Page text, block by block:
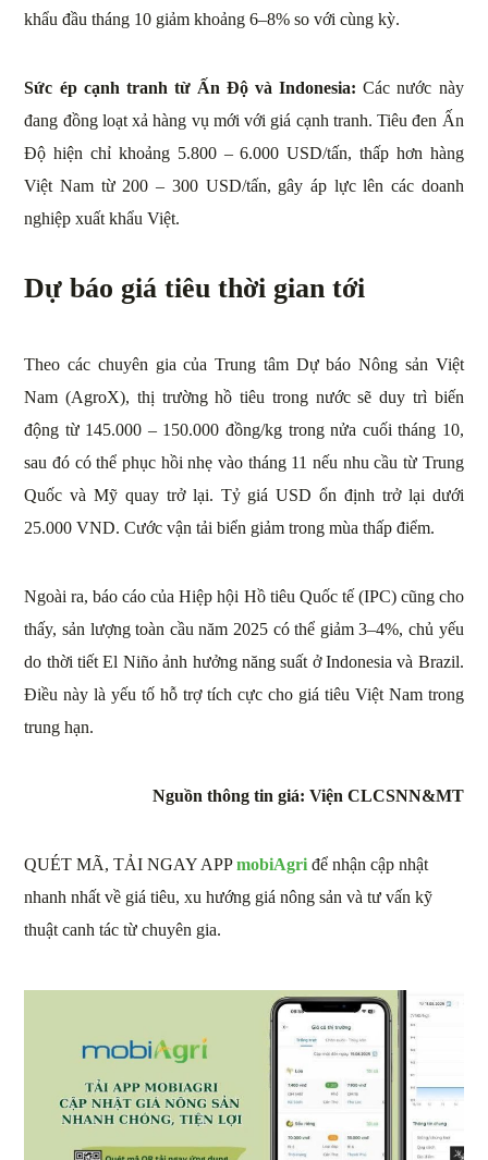
khẩu đầu tháng 10 giảm khoảng 6–8% so với cùng kỳ.
Sức ép cạnh tranh từ Ấn Độ và Indonesia:Các nước này
đang đồng loạt xả hàng vụ mới với giá cạnh tranh. Tiêu đen Ấn
Độ hiện chỉ khoảng 5.800 – 6.000 USD/tấn, thấp hơn hàng
Việt Nam từ 200 – 300 USD/tấn, gây áp lực lên các doanh
nghiệp xuất khẩu Việt.
Dự báo giá tiêu thời gian tới
Theo các chuyên gia của Trung tâm Dự báo Nông sản Việt
Nam (AgroX), thị trường hồ tiêu trong nước sẽ duy trì biến
động từ 145.000 – 150.000 đồng/kg trong nửa cuối tháng 10,
sau đó có thể phục hồi nhẹ vào tháng 11 nếu nhu cầu từ Trung
Quốc và Mỹ quay trở lại. Tỷ giá USD ổn định trở lại dưới
25.000 VND. Cước vận tải biển giảm trong mùa thấp điểm.
Ngoài ra, báo cáo của Hiệp hội Hồ tiêu Quốc tế (IPC) cũng cho
thấy, sản lượng toàn cầu năm 2025 có thể giảm 3–4%, chủ yếu
do thời tiết El Niño ảnh hưởng năng suất ở Indonesia và Brazil.
Điều này là yếu tố hỗ trợ tích cực cho giá tiêu Việt Nam trong
trung hạn.
Nguồn thông tin giá: Viện CLCSNN&MT
QUÉT MÃ, TẢI NGAY APPmobiAgriđể nhận cập nhật
nhanh nhất về giá tiêu, xu hướng giá nông sản và tư vấn kỹ
thuật canh tác từ chuyên gia.